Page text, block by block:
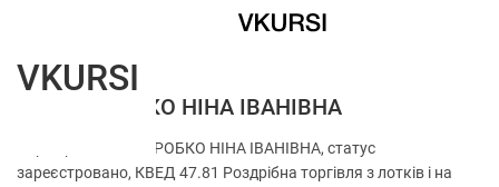
ФОП КОРОБКО НІНА ІВАНІВНА
Перевірка ФОП КОРОБКО НІНА ІВАНІВНА, статус
зареєстровано, КВЕД 47.81 Роздрібна торгівля з лотків і на
VKURSI